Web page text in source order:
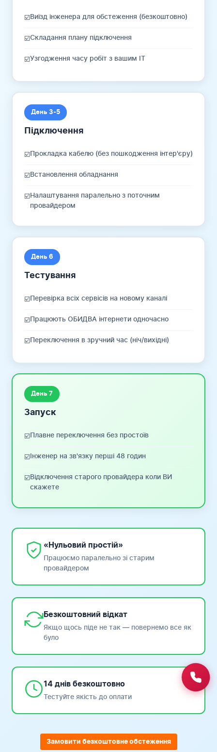
☑️Виїзд інженера для обстеження (безкоштовно)
☑️Складання плану підключення
☑️Узгодження часу робіт з вашим IT
День 3-5
Підключення
☑️Прокладка кабелю (без пошкодження інтер'єру)
☑️Встановлення обладнання
☑️Налаштування паралельно з поточним
провайдером
День 6
Тестування
☑️Перевірка всіх сервісів на новому каналі
☑️Працюють ОБИДВА інтернети одночасно
☑️Переключення в зручний час (ніч/вихідні)
День 7
Запуск
☑️Плавне переключення без простоїв
☑️Інженер на зв'язку перші 48 годин
☑️Відключення старого провайдера коли ВИ
скажете
«Нульовий простій»
Працюємо паралельно зі старим
провайдером
Безкоштовний відкат
Якщо щось піде не так — повернемо все як
було
14 днів безкоштовно
Тестуйте якість до оплати
Замовити безкоштовне обстеження